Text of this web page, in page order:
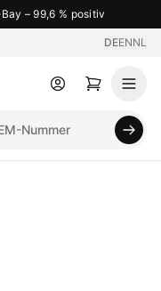
– 99,6 % positiv
DEENNL